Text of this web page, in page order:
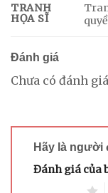
TRANH
HỌA SĨ
Đánh giá
Chưa có đánh
Hãy là người
Đánh giá của